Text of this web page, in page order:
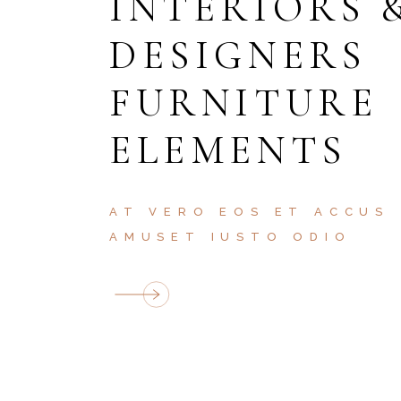
DESIGNERS
FURNITURE
ELEMENTS
AT VERO EOS ET ACCUS
AMUSET IUSTO ODIO